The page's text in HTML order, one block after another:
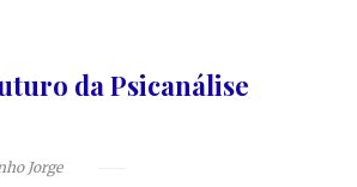
da Psicanálise
Jorge